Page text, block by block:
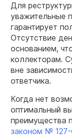
Для
уважительные
гарантирует
Отсутствие
основанием,
коллекторам.
вне
ответчика.
Когда нет
оптимальный
преимущества
законом №